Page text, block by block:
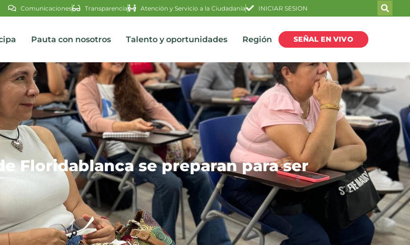
Comunicaciones Transparencia Atención y Servicio a la Ciudadanía INICIAR SESION
Pauta con nosotros Talento y oportunidades Región SEÑAL EN VIVO
Floridablanca se preparan para ser